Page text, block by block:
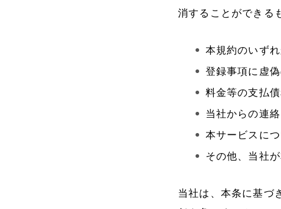
消することができる
本規約のいず
登録事項に虚
料金等の支払
当社からの連
本サービスに
その他、当社
当社は、本条に基づ